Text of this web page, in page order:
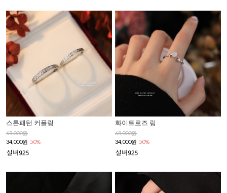
스톤패턴 커플링
68,000원
34,000원 50%
화이트로즈 링
68,000원
34,000원 50%